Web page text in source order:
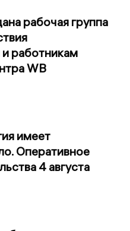
рабочая группа
работникам
WB
имеет
Оперативное
4 августа